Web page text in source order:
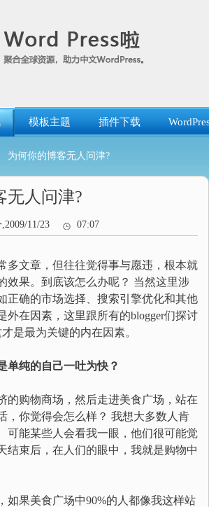
模板主题 插件下载
为何你的博客无人问津?
无人问津?
11/23 07:07
多文章，但往往觉得事与愿违，根本就
效果。到底该怎么办呢？ 当然这里涉
正确的市场选择、搜索引擎优化和其他
外在因素，这里跟所有的blogger们探讨
是最为关键的内在因素。
单纯的自己一吐为快？
的购物商场，然后走进美食广场，站在
，你觉得会怎么样？ 我想大多数人肯
可能某些人会看我一眼，他们很可能觉
结束后，在人们的眼中，我就是购物中
如果美食广场中90%的人都像我这样站